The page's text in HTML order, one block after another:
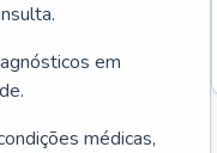
em
médicas,